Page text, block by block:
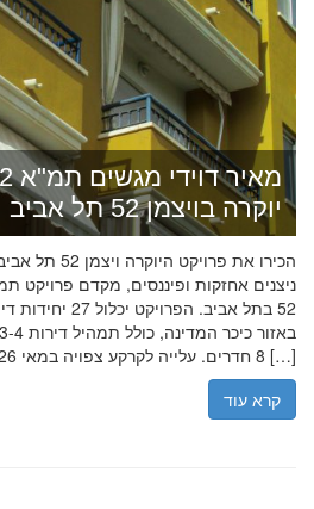
יוקרה בויצמן 52 תל אביב
הכירו את
8 חדרים. עלייה לקרקע צפויה במאי 2026 עם ליווי […]
קרא עוד